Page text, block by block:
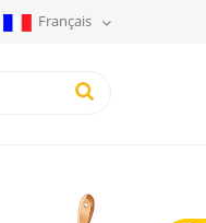
Français